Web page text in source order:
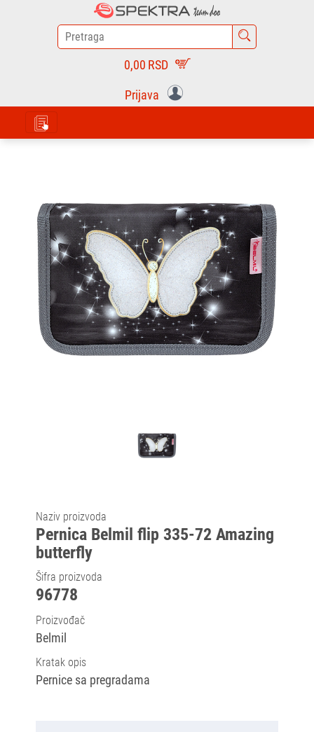
0,00 RSD
Prijava
Naziv proizvoda
Pernica Belmil flip 335-72 Amazing
butterfly
Šifra proizvoda
96778
Proizvođač
Belmil
Kratak opis
Pernice sa pregradama